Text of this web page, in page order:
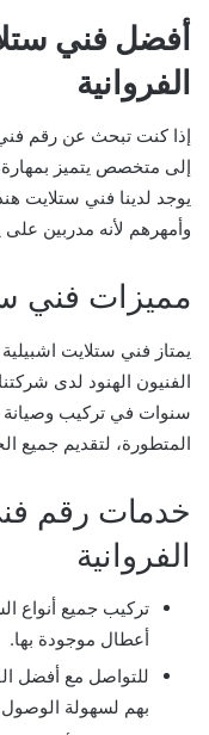
أفضل فني
الفروانية
إذا كنت تبحث عن رقم فني
إلى متخصص يتميز
يوجد لدينا فني ستلايت
وأمهرهم لأنه مدربين
مميزات فني
يمتاز فني ستلايت اشبيلية
الفنيون الهنود لدى
سنوات في تركيب وصيانة
المتطورة، لتقديم جميع
خدمات رقم
الفروانية
تركيب جميع أنواع
أعطال موجودة بها.
للتواصل مع أفضل
بهم لسهولة الوصول